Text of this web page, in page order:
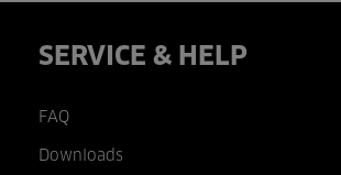
SERVICE & HELP
FAQ
Downloads